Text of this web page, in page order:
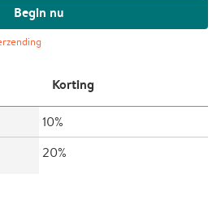
Begin nu
Korting
10%
20%